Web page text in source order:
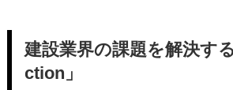
建設業界の課題を解決す
ction」